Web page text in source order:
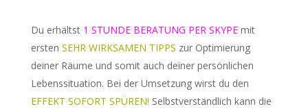
Du erhältst 1 STUNDE BERATUNG PER SKYPEmit
ersten SEHR WIRKSAMEN TIPPS zur Optimierung
deiner Räume und somit auch deiner persönlichen
Lebenssituation. Bei der Umsetzung wirst du den
EFFEKT SOFORT SPÜREN! Selbstverständlich kann die